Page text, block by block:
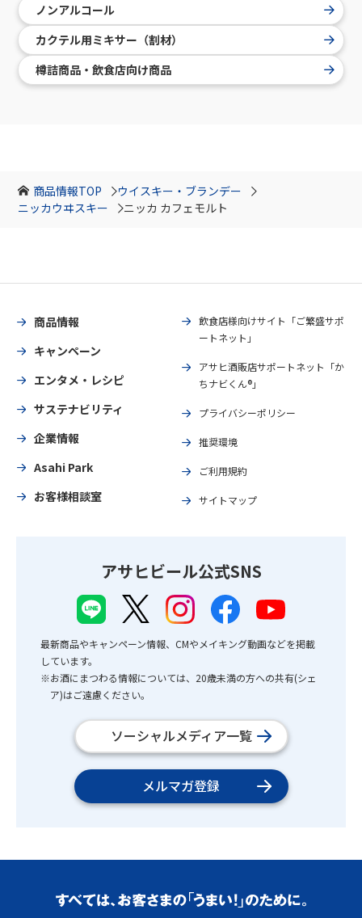
商品情報TOP
ウイスキー・ブランデー
ニッカウヰスキー
ニッカ カフェモルト
ノンアルコール
カクテル用ミキサー（割材）
樽詰商品・飲食店向け商品
商品情報
キャンペーン
エンタメ・レシピ
サステナビリティ
企業情報
Asahi Park
お客様相談室
飲食店様向けサイト「ご繁盛サポ
ートネット」
アサヒ酒販店サポートネット「か
ちナビくん®」
プライバシーポリシー
推奨環境
ご利用規約
サイトマップ
アサヒビール公式SNS
最新商品やキャンペーン情報、CMやメイキング動画などを掲載
しています。
※お酒にまつわる情報については、20歳未満の方への共有(シェ
ア)はご遠慮ください。
ソーシャルメディア一覧
メルマガ登録